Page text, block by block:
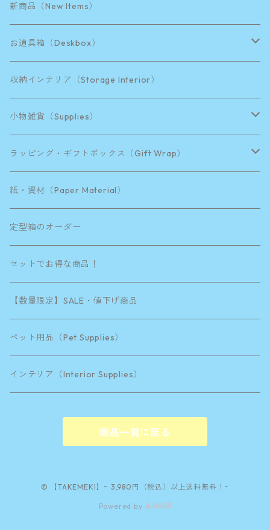
新商品（New Items）
お道具箱（Deskbox）
B5サイズ
A4サイズ
A3サイズ
B4サイズ
KIDS BOX
そぼっくす A5サイズ
漆道具箱
収納インテリア（Storage Interior）
小物雑貨（Supplies）
水引き
ラッピング・ギフトボックス（Gift Wrap）
9.5×9.5×H4.5cm
15×10.5×H4.5cm
21×11.5×Ｈ4.5cm
20×20×H4.5cm
リボン無料サービス
ラッピングペーパー
紙・資材（Paper Material）
定型箱のオーダー
セットでお得な商品！
【数量限定】SALE・値下げ商品
ペット用品（Pet Supplies）
インテリア（Interior Supplies）
商品一覧に戻る
© 【TAKEMEKI】~ 3,980円（税込）以上送料無料！~
Powered by